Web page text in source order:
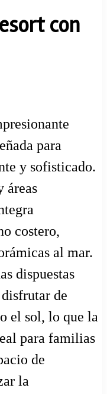
con
para
y sofisticado.
áreas
costero,
al mar.
dispuestas
de
el sol, lo que la
para familias
de
la